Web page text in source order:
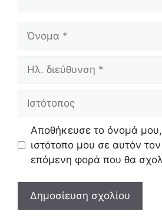
διεύθυνση
Αποθήκευσε το όνομά
ιστότοπο μου σε αυτόν
επόμενη φορά που θα